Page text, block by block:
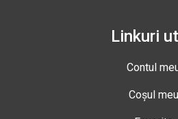
Linkuri
Contul
Coșul meu